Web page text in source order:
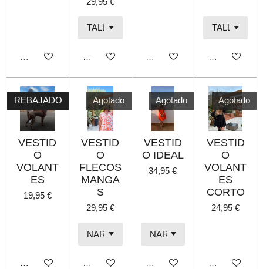
Agotado Añadir al carrito Agotado Agotado
REBAJADO
VESTID
O
VOLANT
ES
19,95 €
Añadir al carrito
Agotado
VESTID
O
FLECOS
MANGA
S
29,95 €
Agotado
Agotado
VESTID
O IDEAL
34,95 €
Agotado
Agotado
VESTID
O
VOLANT
ES
CORTO
24,95 €
Agotado